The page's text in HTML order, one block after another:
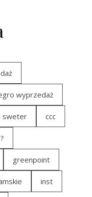
wyprzedaż
sweter ccc
greenpoint
inst